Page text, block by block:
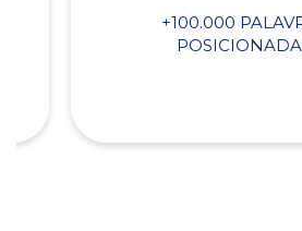
+100.000